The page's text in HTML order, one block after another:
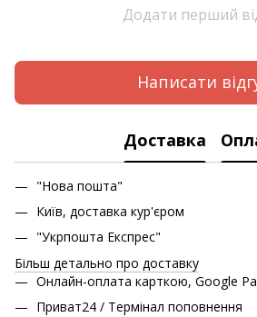
Додати перший
Написати
Доставка
"Нова пошта"
Київ, доставка кур'єром
"Укрпошта Експрес"
Більш детально про доставку
Онлайн-оплата карткою, Google
Приват24 / Термінал поповнення